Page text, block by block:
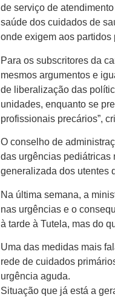
de serviço de
saúde dos cuidados de
onde exigem aos
Para os subscritores da
mesmos argumentos e
de liberalização das
unidades, enquanto se
profissionais precários”,
O conselho de
das urgências pediátricas
generalizada dos utentes
Na última semana, a
nas urgências e o
à tarde à Tutela, mas do
Uma das medidas mais
rede de cuidados
urgência aguda.
Situação que já está a